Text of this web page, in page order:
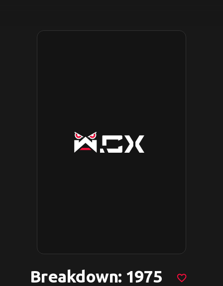
Breakdown: 1975 favorite_border